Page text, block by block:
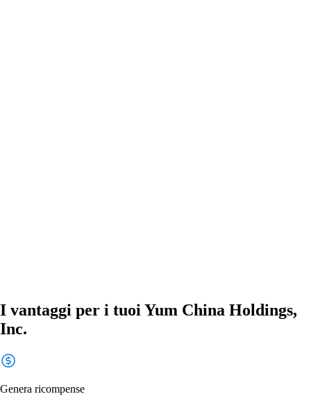
I vantaggi per i tuoi Yum China Holdings,
Inc.
Genera ricompense